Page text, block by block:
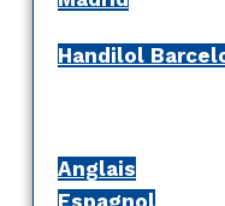
Handilol
Anglais